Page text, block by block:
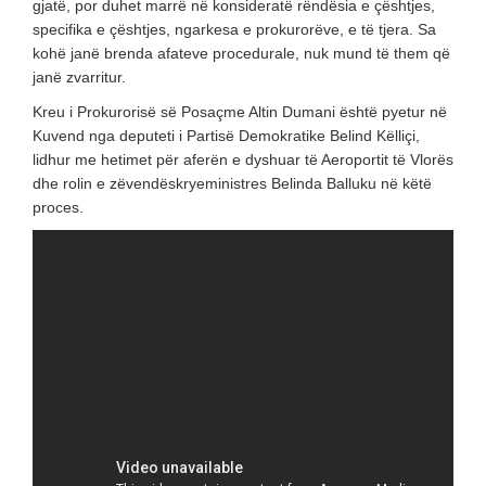
gjatë, por duhet marrë në konsideratë rëndësia e çështjes,
specifika e çështjes, ngarkesa e prokurorëve, e të tjera. Sa
kohë janë brenda afateve procedurale, nuk mund të them që
janë zvarritur.
Kreu i Prokurorisë së Posaçme Altin Dumani është pyetur në
Kuvend nga deputeti i Partisë Demokratike Belind Këlliçi,
lidhur me hetimet për aferën e dyshuar të Aeroportit të Vlorës
dhe rolin e zëvendëskryeministres Belinda Balluku në këtë
proces.